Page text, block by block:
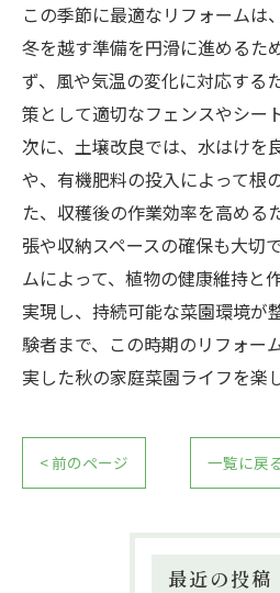
この季節に最適なリフォームは
冬を越す準備を円滑に進めるた
ず、風や気温の変化に対応する
策として適切なフェンスやシー
次に、土壌改良では、水はけを
や、有機肥料の投入によって根
た、収穫後の作業効率を高める
張や収納スペースの確保も大切
ムによって、植物の健康維持と
実現し、持続可能な菜園環境が
験者まで、この時期のリフォー
実した秋の家庭菜園ライフを楽
< 前のページ 一覧に戻
最近の投稿